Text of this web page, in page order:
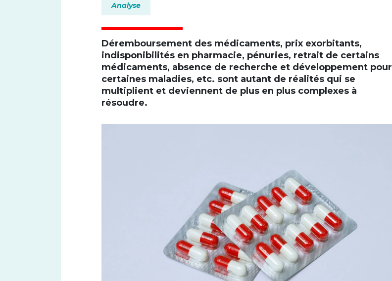
Analyse
Déremboursement des médicaments, prix exorbitants,
indisponibilités en pharmacie, pénuries, retrait de certains
médicaments, absence de recherche et développement pour
certaines maladies, etc. sont autant de réalités qui se
multiplient et deviennent de plus en plus complexes à
résoudre.